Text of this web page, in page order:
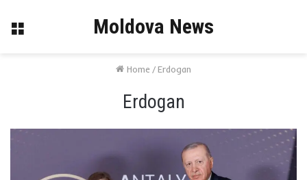
Menu Moldova News
Home /Erdogan
Erdogan